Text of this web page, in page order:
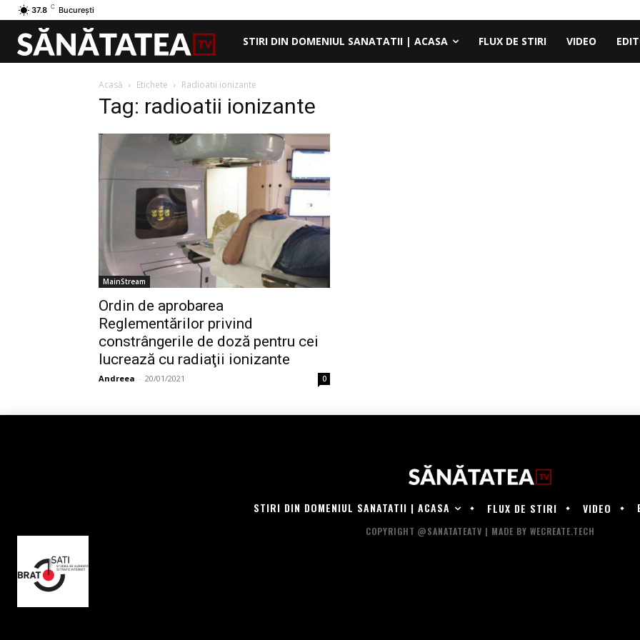
37.8 C București
STIRI DIN DOMENIUL SANATATII | ACASA FLUX DE STIRI VIDEO
Acasă Etichete Radioatii ionizante
Tag: radioatii ionizante
MainStream
Ordin de aprobarea
Reglementărilor privind
constrângerile de doză pentru cei
lucrează cu radiaţii ionizante
Andreea - 20/01/2021 0
STIRI DIN DOMENIUL SANATATII | ACASA FLUX DE STIRI VIDEO
COPYRIGHT @SANATATEATV | MADE BY WECREATE.TECH